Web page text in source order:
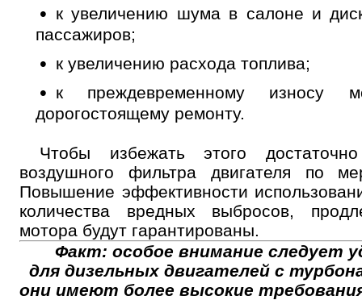
к увеличению шума в салоне и
пассажиров;
к увеличению расхода топлива;
к преждевременному износу
дорогостоящему ремонту.
Чтобы избежать этого
воздушного фильтра двигателя по
Повышение эффективности
количества вредных выбросов,
мотора будут гарантированы.
Факт: особое внимание следует
для дизельных двигателей с
они имеют более высокие